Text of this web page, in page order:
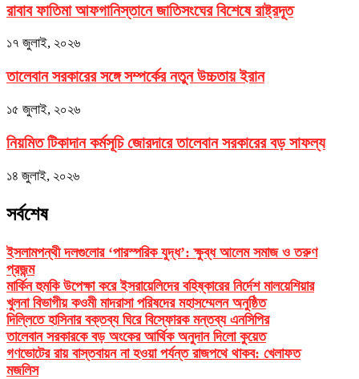
রাবাব ফাতিমা আফগানিস্তানে জাতিসংঘের বিশেষে রাষ্ট্রদূত
১৭ জুলাই, ২০২৬
তালেবান সরকারের সঙ্গে সম্পর্কের নতুন উচ্চতায় ইরান
১৫ জুলাই, ২০২৬
নিয়মিত টিকাদান কর্মসূচি জোরদারে তালেবান সরকারের বড় সাফল্য
১৪ জুলাই, ২০২৬
সর্বশেষ
ইসলামপন্থী দলগুলোর ‘পারস্পরিক যুদ্ধ’: ক্ষুব্ধ আলেম সমাজ ও তরুণ
প্রজন্ম
মার্কিন হুমকি উপেক্ষা করে ইসরায়েলিদের বহিষ্কারের নির্দেশ মালয়েশিয়ার
খুলনা বিভাগীয় কওমী মাদরাসা পরিষদের মহাসম্মেলন অনুষ্ঠিত
দিল্লিতে হাসিনার বক্তব্য ঘিরে বিস্ফোরক মন্তব্য এনসিপির
তালেবান সরকারকে বড় অংকের আর্থিক অনুদান দিলো কুয়েত
গণভোটের রায় বাস্তবায়ন না হওয়া পর্যন্ত রাজপথে থাকব: খেলাফত
মজলিস